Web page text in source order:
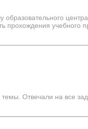
образовательного
прохождения
Отвечали на все